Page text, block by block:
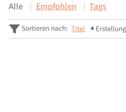
Alle Empfohlen Tags
Sortieren nach: Titel